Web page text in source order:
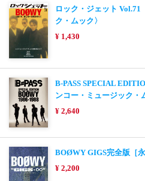
ロック・ジェット Vol.71
ク・ムック〉
¥ 1,430
B-PASS SPECIAL
ンコー・ミュージック・
¥ 2,640
BOØWY GIGS完全版［
¥ 2,200